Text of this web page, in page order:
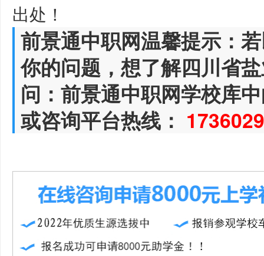
出处！
前景通中职网温馨提示：
你的问题，想了解四川省
问：前景通中职网学校库
或咨询平台热线：